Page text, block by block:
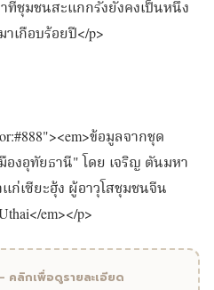
ที่ชุมชนสะแกกรังยังคงเป็นหนึ่ง
เกือบร้อยปี</p>
ข้อมูลจากชุด
องอุทัยธานี" โดย เจริญ ตันมหา
ก่เซียะฮุ้ง ผู้อาวุโสชุมชนจีน
em></p>
ลิกเพื่อดูรายละเอียด